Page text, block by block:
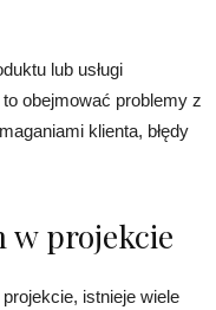
lub usługi
obejmować problemy z
klienta, błędy
w projekcie
istnieje wiele